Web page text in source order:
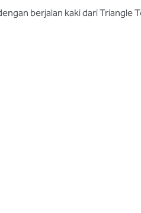
berjalan kaki dari Triangle